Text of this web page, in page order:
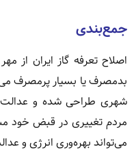
جمع‌بندی
مردم تغییری در قبض خود
می‌تواند بهره‌وری انرژی و